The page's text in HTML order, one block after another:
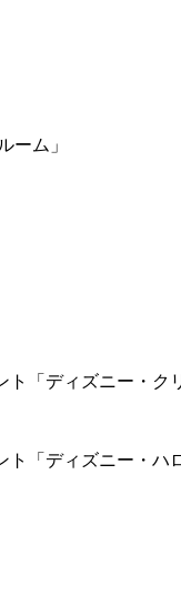
ーム」
「ディズニー・ク
「ディズニー・ハ